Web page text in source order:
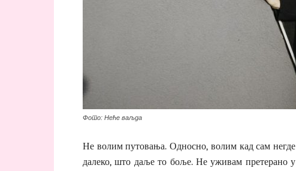
Фото: Неће ваљда
Не волим путовања. Односно, волим кад сам негде
далеко, што даље то боље. Не уживам претерано у